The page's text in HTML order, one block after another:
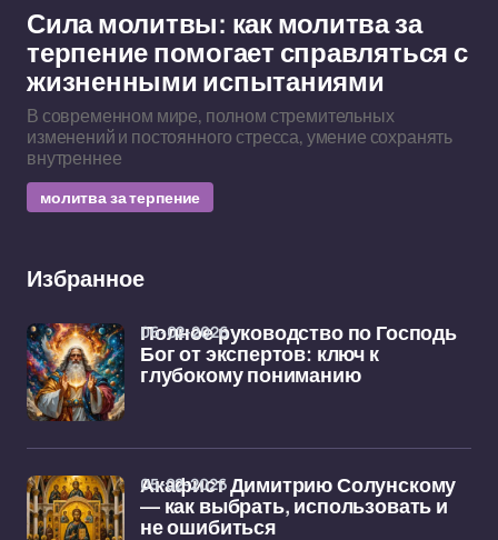
Сила молитвы: как молитва за
терпение помогает справляться с
жизненными испытаниями
В современном мире, полном стремительных
изменений и постоянного стресса, умение сохранять
внутреннее
молитва за терпение
Избранное
Полное руководство по Господь
Бог от экспертов: ключ к
глубокому пониманию
06-02-2026
Акафист Димитрию Солунскому
— как выбрать, использовать и
не ошибиться
05-02-2026